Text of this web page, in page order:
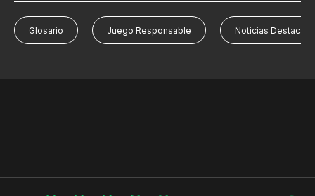
Glosario Juego Responsable Noticias